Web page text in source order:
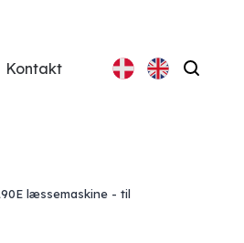
Kontakt Søg
læssemaskine - til